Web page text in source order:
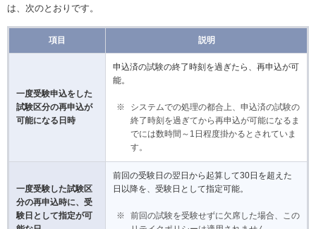
は、次のとおりです。
項目 説明
一度受験申込をした
試験区分の再申込が
可能になる日時
申込済の試験の終了時刻を過ぎたら、再申込が可
能。
システムでの処理の都合上、申込済の試験の
終了時刻を過ぎてから再申込が可能になるま
でには数時間～1日程度掛かるとされていま
す。
一度受験した試験区
分の再申込時に、受
験日として指定が可
前回の受験日の翌日から起算して30日を超えた
日以降を、受験日として指定可能。
前回の試験を受験せずに欠席した場合、この